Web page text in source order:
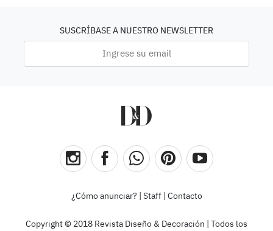
SUSCRÍBASE A NUESTRO NEWSLETTER
¿Cómo anunciar? Staff| Contacto
Copyright © 2018 Revista Diseño & Decoración | Todos los